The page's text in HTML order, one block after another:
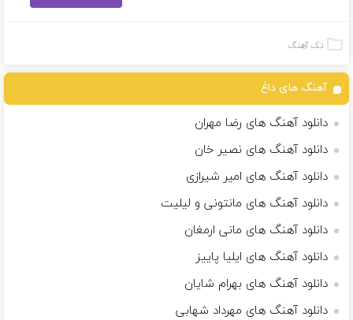
تک آهنگ
آهنگ های داغ
دانلود آهنگ های رضا مهران
دانلود آهنگ های نصیر خان
دانلود آهنگ های امیر شیرازی
دانلود آهنگ های مانتونی و لیلیت
دانلود آهنگ های مانی ارمغان
دانلود آهنگ های ایلیا پاییز
دانلود آهنگ های بهرام شایان
دانلود آهنگ های مهرداد شهابی